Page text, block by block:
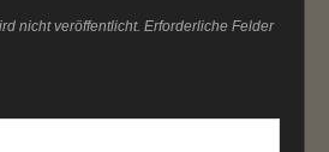
nicht veröffentlicht. Erforderliche Felder